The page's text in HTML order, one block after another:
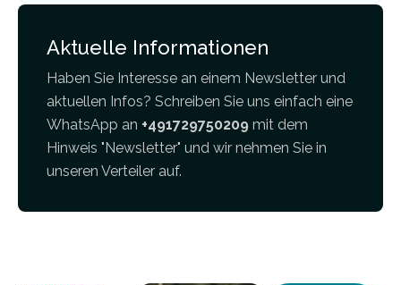
Aktuelle Informationen
Haben Sie Interesse an einem Newsletter und
aktuellen Infos? Schreiben Sie uns einfach eine
WhatsApp an +491729750209 mit dem
Hinweis "Newsletter" und wir nehmen Sie in
unseren Verteiler auf.